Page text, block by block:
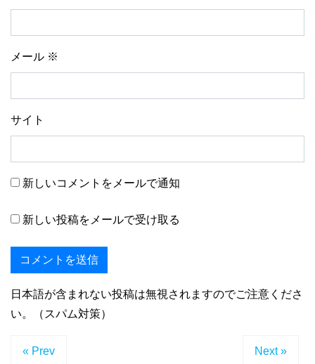
メール ※
サイト
新しいコメントをメールで通知
新しい投稿をメールで受け取る
日本語が含まれない投稿は無視されますのでご注意くださ
い。（スパム対策）
« Prev Next »